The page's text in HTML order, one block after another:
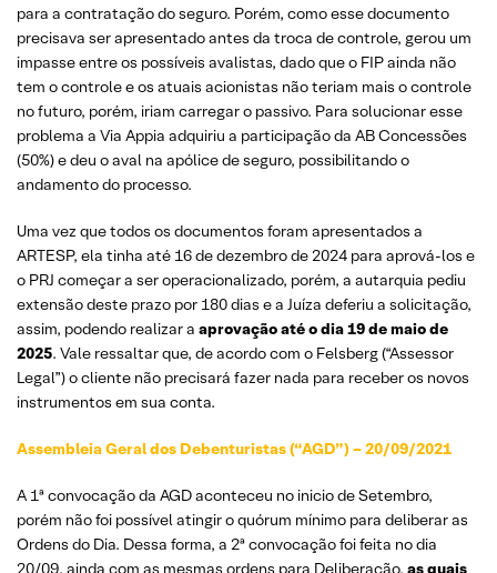
para a contratação do seguro. Porém, como esse documento
precisava ser apresentado antes da troca de controle, gerou um
impasse entre os possíveis avalistas, dado que o FIP ainda não
tem o controle e os atuais acionistas não teriam mais o controle
no futuro, porém, iriam carregar o passivo. Para solucionar esse
problema a Via Appia adquiriu a participação da AB Concessões
(50%) e deu o aval na apólice de seguro, possibilitando o
andamento do processo.
Uma vez que todos os documentos foram apresentados a
ARTESP, ela tinha até 16 de dezembro de 2024 para aprová-los e
o PRJ começar a ser operacionalizado, porém, a autarquia pediu
extensão deste prazo por 180 dias e a Juíza deferiu a solicitação,
assim, podendo realizar a aprovação até o dia 19 de maio de
2025. Vale ressaltar que, de acordo com o Felsberg (“Assessor
Legal”) o cliente não precisará fazer nada para receber os novos
instrumentos em sua conta.
Assembleia Geral dos Debenturistas (“AGD”) – 20/09/2021
A 1ª convocação da AGD aconteceu no inicio de Setembro,
porém não foi possível atingir o quórum mínimo para deliberar as
Ordens do Dia. Dessa forma, a 2ª convocação foi feita no dia
20/09, ainda com as mesmas ordens para Deliberação, as quais